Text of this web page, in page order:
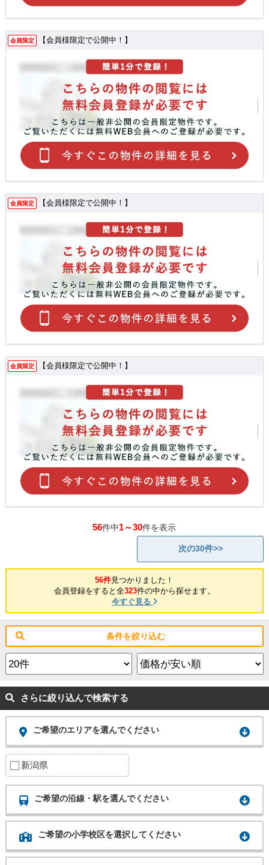
会員限定 【会員様限定で公開中！】
会員限定 【会員様限定で公開中！】
会員限定 【会員様限定で公開中！】
56件中1～30件を表示
次の30件>>
56件見つかりました！
会員登録をすると全323件の中から探せます。
今すぐ見る
条件を絞り込む
さらに絞り込んで検索する
ご希望のエリアを選んでください
新潟県
ご希望の沿線・駅を選んでください
ご希望の小学校区を選択してください